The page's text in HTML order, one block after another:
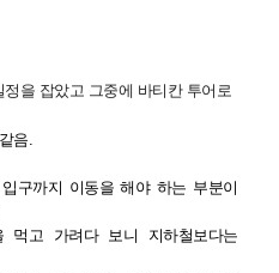
을 잡았고 그중에 바티칸 투어로
음.
구까지 이동을 해야 하는 부분이
먹고 가려다 보니 지하철보다는